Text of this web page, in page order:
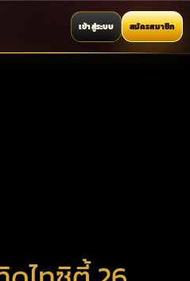
เข้าสู่ระบบ สมัครสมาชิก